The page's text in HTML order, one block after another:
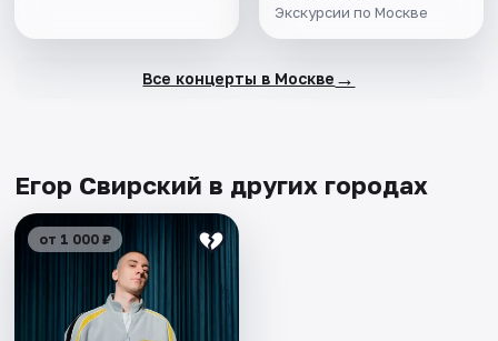
Экскурсии по Москве
Все концерты в Москве →
Егор Свирский в других городах
от 1 000 ₽